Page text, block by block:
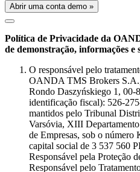
Abrir uma conta demo »
Política de Privacidade da
de demonstração, informações e
O responsável pelo
OANDA TMS Brokers
Rondo Daszyńskiego 1, 00-
identificação fiscal): 526-
mantidos pelo Tribunal
Varsóvia, XIII
de Empresas, sob o
capital social de 3 537 560
Responsável pela Proteção
Responsável pelo